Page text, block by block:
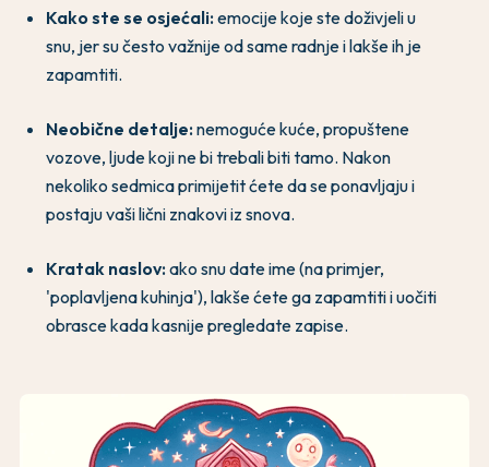
Kako ste se osjećali:emocije koje ste doživjeli u
snu, jer su često važnije od same radnje i lakše ih je
zapamtiti.
Neobične detalje:nemoguće kuće, propuštene
vozove, ljude koji ne bi trebali biti tamo. Nakon
nekoliko sedmica primijetit ćete da se ponavljaju i
postaju vaši lični znakovi iz snova.
Kratak naslov:ako snu date ime (na primjer,
'poplavljena kuhinja'), lakše ćete ga zapamtiti i uočiti
obrasce kada kasnije pregledate zapise.